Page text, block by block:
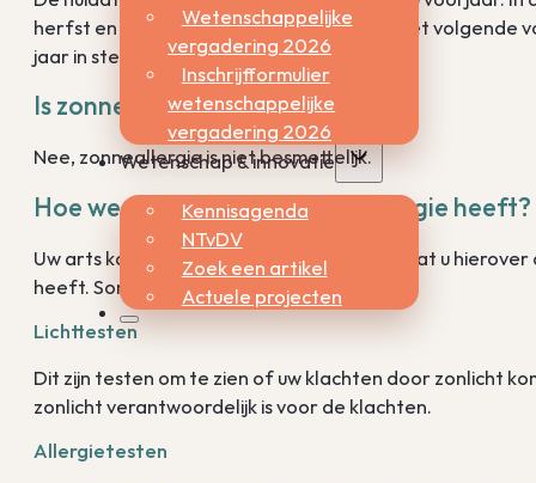
Wetenschappelijke
vergadering 2026
Inschrijfformulier
wetenschappelijke
vergadering 2026
Wetenschap & innovatie
Kennisagenda
NTvDV
Zoek een artikel
Actuele projecten
herfst en winter verdwijnen ze, om dan in het
jaar in sterkte wisselen.
Is zonneallergie besmettelijk?
Nee, zonneallergie is niet besmettelijk.
Hoe weet uw arts of u zonneallergie heeft?
Uw arts kan aan de plekken op uw huid en wat u
heeft. Soms is verder onderzoek nodig:
Lichttesten
Dit zijn testen om te zien of uw klachten door zonlicht
zonlicht verantwoordelijk is voor de klachten.
Allergietesten